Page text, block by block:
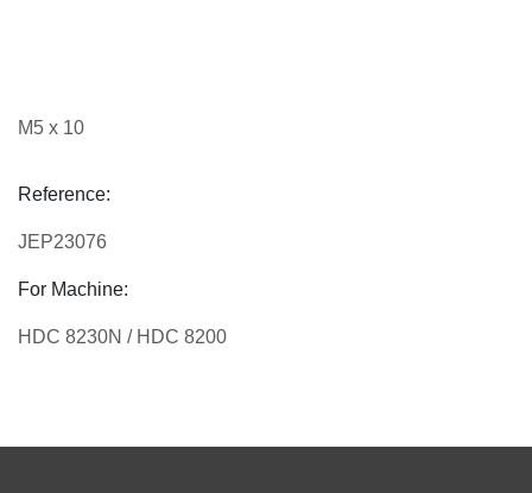
M5 x 10
Reference:
JEP23076
For Machine:
HDC 8230N / HDC 8200